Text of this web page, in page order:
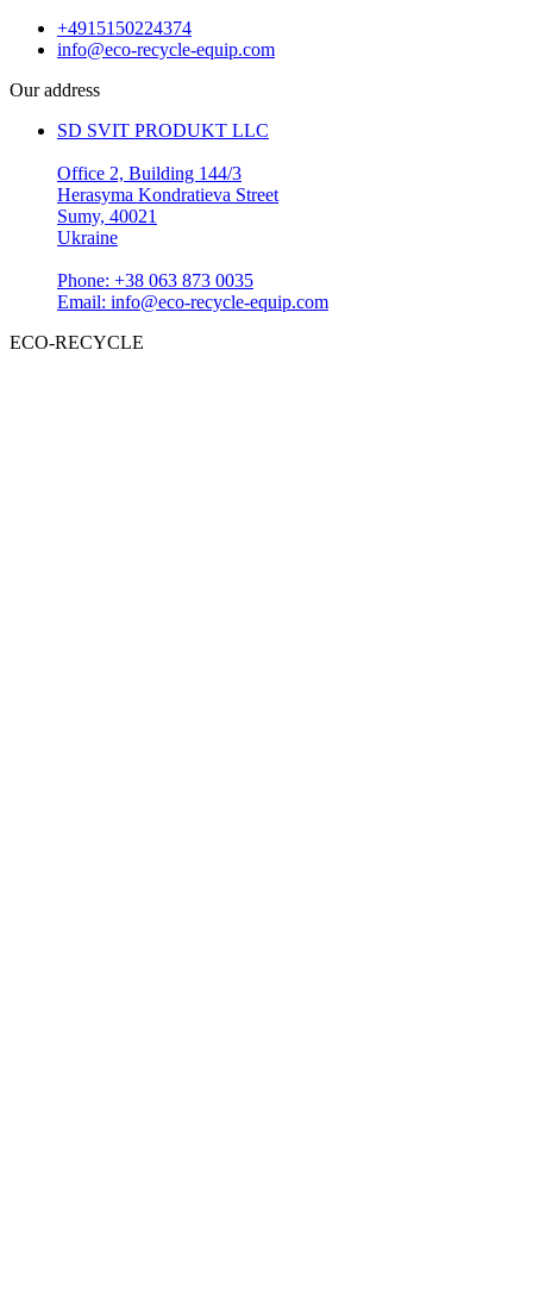
+4915150224374
info@eco-recycle-equip.com
Our address
SD SVIT PRODUKT LLC
Office 2, Building 144/3
Herasyma Kondratieva Street
Sumy, 40021
Ukraine
Phone: +38 063 873 0035
Email: info@eco-recycle-equip.com
ECO-RECYCLE